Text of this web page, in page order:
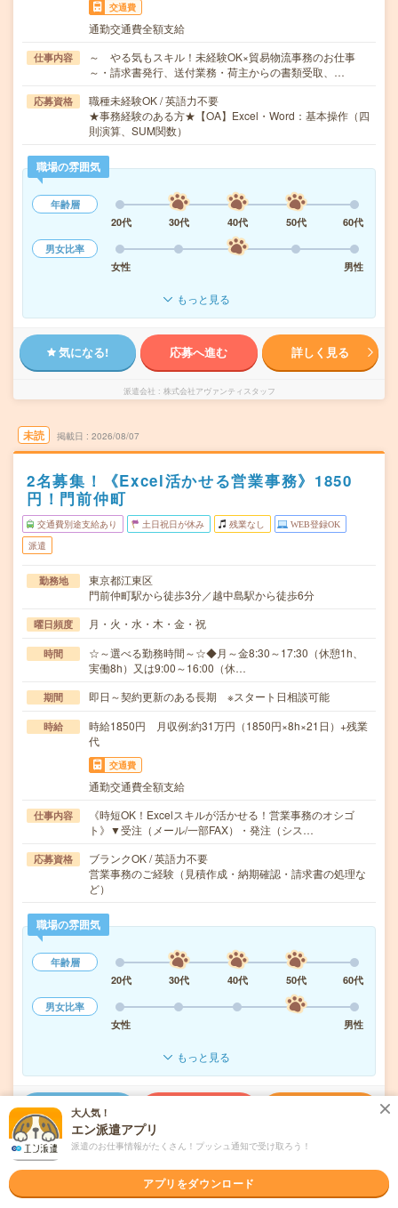
交通費
通勤交通費全額支給
仕事内容
～ やる気もスキル！未経験OK×貿易物流事務のお仕事
～・請求書発行、送付業務・荷主からの書類受取、…
応募資格
職種未経験OK / 英語力不要
★事務経験のある方★【OA】Excel・Word：基本操作（四
則演算、SUM関数）
職場の雰囲気
年齢層
20代
30代 40代 50代
60代
男女比率
女性
男性
もっと見る
気になる! 応募へ進む 詳しく見る
派遣会社 株式会社アヴァンティスタッフ
未読 掲載日 2026/08/07
2名募集！《Excel活かせる営業事務》1850
円！門前仲町
交通費別途支給あり 土日祝日が休み 残業なし WEB登録OK
派遣
勤務地
東京都江東区
門前仲町駅から徒歩3分／越中島駅から徒歩6分
曜日頻度 月・火・水・木・金・祝
時間
☆～選べる勤務時間～☆◆月～金8:30～17:30（休憩1h、
実働8h）又は9:00～16:00（休…
期間 即日～契約更新のある長期 ※スタート日相談可能
時給
時給1850円 月収例:約31万円（1850円×8h×21日）+残業
代
交通費
通勤交通費全額支給
仕事内容
《時短OK！Excelスキルが活かせる！営業事務のオシゴ
ト》▼受注（メール/一部FAX）・発注（シス…
応募資格
ブランクOK / 英語力不要
営業事務のご経験（見積作成・納期確認・請求書の処理な
ど）
職場の雰囲気
年齢層
20代
30代 40代 50代
60代
男女比率
女性
男性
もっと見る
気になる!
派遣会社 株式会社アヴァンティスタッフ
未読 掲載日 2026/08/07
大人気！
エン派遣アプリ
派遣のお仕事情報がたくさん！プッシュ通知で受け取ろう！
アプリをダウンロード